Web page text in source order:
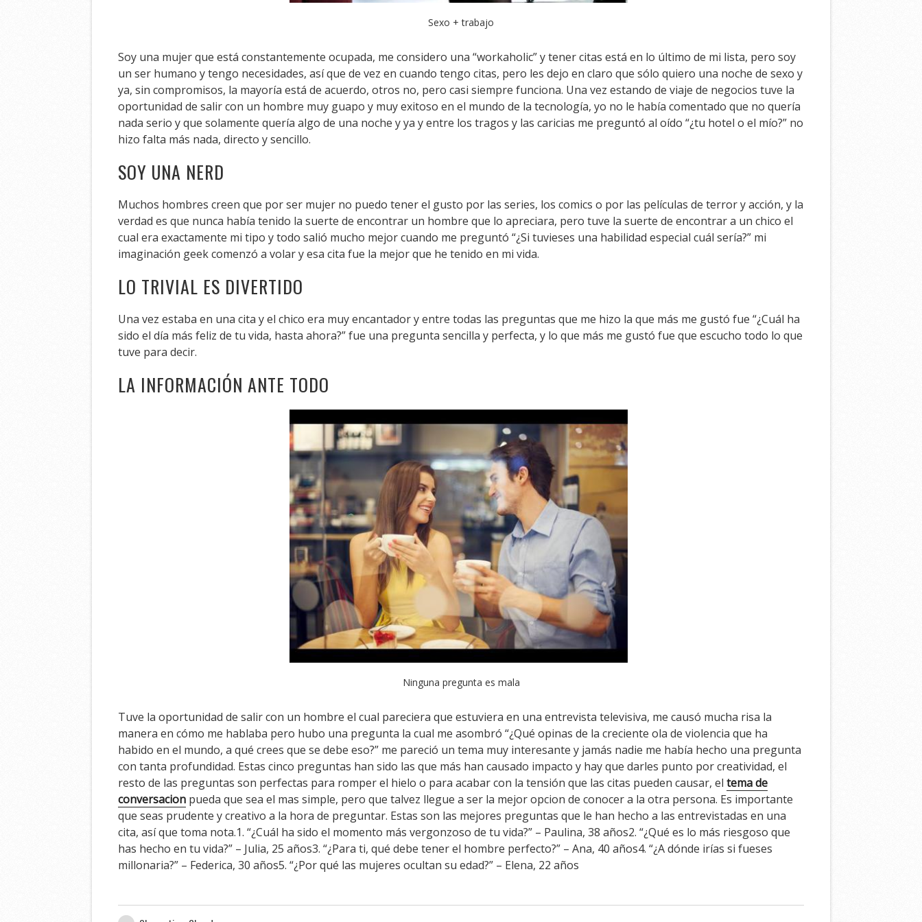
Sexo + trabajo
Soy una mujer que está constantemente ocupada, me considero una “workaholic” y tener citas está en lo último de mi lista, pero soy
un ser humano y tengo necesidades, así que de vez en cuando tengo citas, pero les dejo en claro que sólo quiero una noche de sexo y
ya, sin compromisos, la mayoría está de acuerdo, otros no, pero casi siempre funciona. Una vez estando de viaje de negocios tuve la
oportunidad de salir con un hombre muy guapo y muy exitoso en el mundo de la tecnología, yo no le había comentado que no quería
nada serio y que solamente quería algo de una noche y ya y entre los tragos y las caricias me preguntó al oído “¿tu hotel o el mío?” no
hizo falta más nada, directo y sencillo.
SOY UNA NERD
Muchos hombres creen que por ser mujer no puedo tener el gusto por las series, los comics o por las películas de terror y acción, y la
verdad es que nunca había tenido la suerte de encontrar un hombre que lo apreciara, pero tuve la suerte de encontrar a un chico el
cual era exactamente mi tipo y todo salió mucho mejor cuando me preguntó “¿Si tuvieses una habilidad especial cuál sería?” mi
imaginación geek comenzó a volar y esa cita fue la mejor que he tenido en mi vida.
LO TRIVIAL ES DIVERTIDO
Una vez estaba en una cita y el chico era muy encantador y entre todas las preguntas que me hizo la que más me gustó fue “¿Cuál ha
sido el día más feliz de tu vida, hasta ahora?” fue una pregunta sencilla y perfecta, y lo que más me gustó fue que escucho todo lo que
tuve para decir.
LA INFORMACIÓN ANTE TODO
Ninguna pregunta es mala
Tuve la oportunidad de salir con un hombre el cual pareciera que estuviera en una entrevista televisiva, me causó mucha risa la
manera en cómo me hablaba pero hubo una pregunta la cual me asombró “¿Qué opinas de la creciente ola de violencia que ha
habido en el mundo, a qué crees que se debe eso?” me pareció un tema muy interesante y jamás nadie me había hecho una pregunta
con tanta profundidad. Estas cinco preguntas han sido las que más han causado impacto y hay que darles punto por creatividad, el
resto de las preguntas son perfectas para romper el hielo o para acabar con la tensión que las citas pueden causar, eltema de
conversacion pueda que sea el mas simple, pero que talvez llegue a ser la mejor opcion de conocer a la otra persona. Es importante
que seas prudente y creativo a la hora de preguntar. Estas son las mejores preguntas que le han hecho a las entrevistadas en una
cita, así que toma nota.1. “¿Cuál ha sido el momento más vergonzoso de tu vida?” – Paulina, 38 años2. “¿Qué es lo más riesgoso que
has hecho en tu vida?” – Julia, 25 años3. “¿Para ti, qué debe tener el hombre perfecto?” – Ana, 40 años4. “¿A dónde irías si fueses
millonaria?” – Federica, 30 años5. “¿Por qué las mujeres ocultan su edad?” – Elena, 22 años